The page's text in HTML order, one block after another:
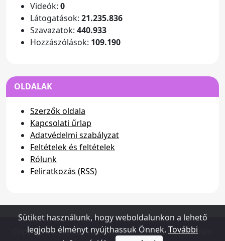
Videók: 0
Látogatások: 21.235.836
Szavazatok: 440.933
Hozzászólások: 109.190
OLDALAK
Szerzők oldala
Kapcsolati űrlap
Adatvédelmi szabályzat
Feltételek és feltételek
Rólunk
Feliratkozás (RSS)
Copyright (c) 2026 - www.dusterhungary.hu - Minden
Sütiket használunk, hogy weboldalunkon a lehető
legjobb élményt nyújthassuk Önnek. További